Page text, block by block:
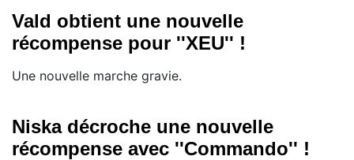
Vald obtient une nouvelle
récompense pour ''XEU'' !
Une nouvelle marche gravie.
Niska décroche une nouvelle
récompense avec ''Commando'' !